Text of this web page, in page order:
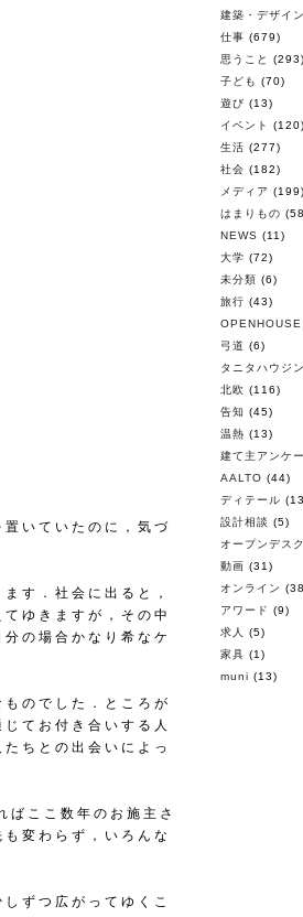
いていたのに，気づ
す．社会に出ると，
ゆきますが，その中
の場合かなり希なケ
のでした．ところが
てお付き合いする人
ちとの出会いによっ
ばここ数年のお施主さ
変わらず，いろんな
ずつ広がってゆくこ
建築・デザイン
仕事 (679)
思うこと
(293)
子ども (70)
遊び (13)
イベント
(120)
生活 (277)
社会 (182)
メディア (199)
はまりもの
NEWS (11)
大学 (72)
未分類 (6)
旅行 (43)
OPENHOUSE
弓道 (6)
タニタハウジ
北欧 (116)
告知 (45)
温熱 (13)
建て主アンケ
AALTO (44)
ディテール
設計相談 (5)
オープンデスク
動画 (31)
オンライン
アワード (9)
求人
(5)
家具 (1)
muni (13)